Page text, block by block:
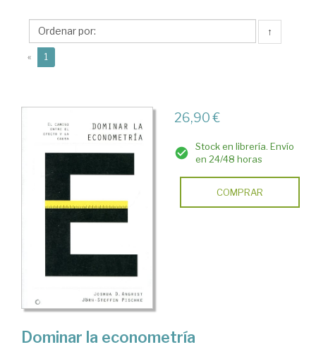
Steffen
↑
« 1
26,90 €
Stock en librería. Envío
en 24/48 horas
COMPRAR
Dominar la econometría